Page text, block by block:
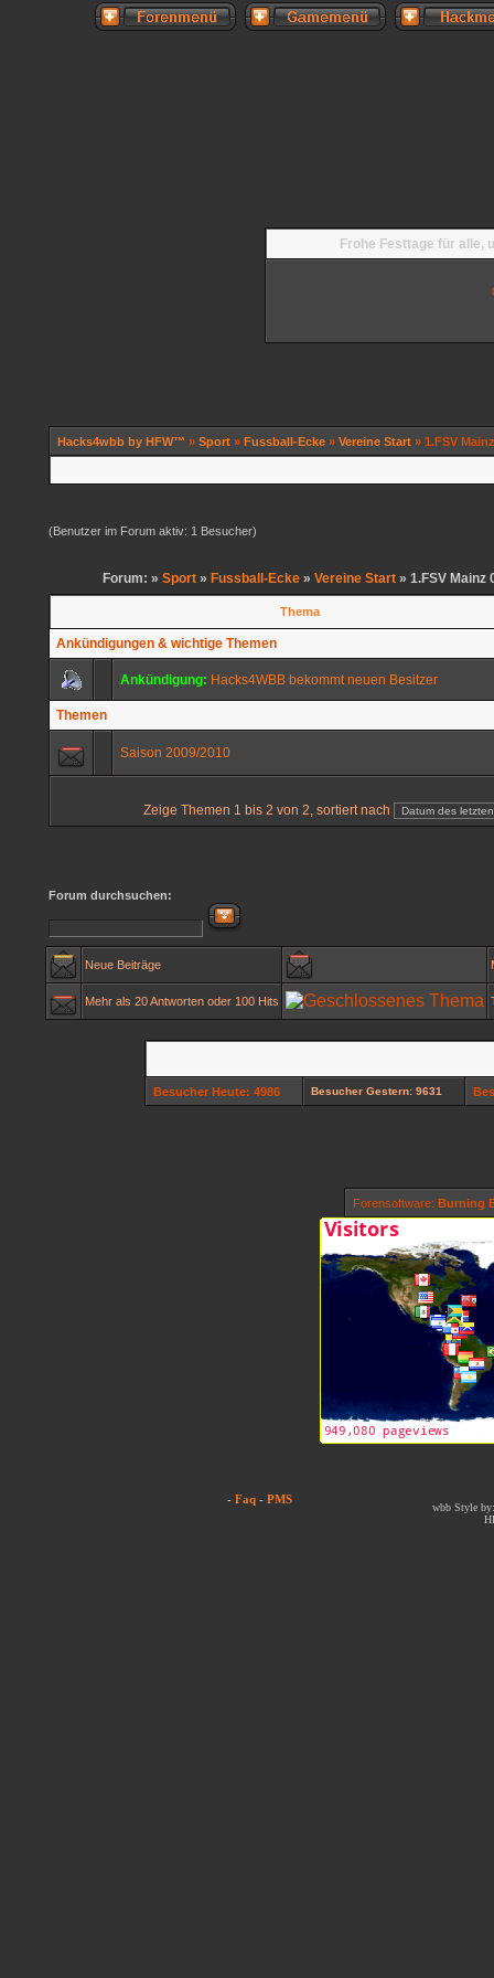
Frohe Festtage für alle,
Hacks4wbb by HFW™ » Sport » Fussball-Ecke » Vereine Start » 1.FSV
(Benutzer im Forum aktiv: 1 Besucher)
Forum: » Sport » Fussball-Ecke » Vereine Start » 1.FSV Mainz
Thema
Ankündigungen & wichtige Themen
Ankündigung: Hacks4WBB bekommt neuen Besitzer
Themen
Saison 2009/2010
Zeige Themen 1 bis 2 von 2, sortiert nach
Forum durchsuchen:
Neue Beiträge
Mehr als 20 Antworten oder 100 Hits
Besucher Heute: 4986 Besucher Gestern: 9631
Forensoftware: Burning
- Faq - PMS
wbb Style